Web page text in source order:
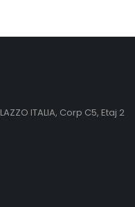
ITALIA, Corp C5, Etaj 2